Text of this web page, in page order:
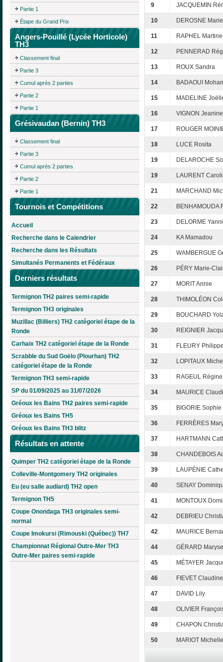
Partie 1
Étape du Grand Prix
Angers-Pouillé (Lycée Horticole)
TH3
Classement final
Partie 3
Cumul après 2 parties
Partie 2
Partie 1
Grésivaudan (Bernin) TH3
Classement final
Partie 3
Cumul après 2 parties
Partie 2
Partie 1
Tournois et Compétitions
Accueil
Recherche dans le Calendrier
Recherche dans les Résultats
Simultanés Permanents et Fédéraux
Derniers résultats
Termignon TH2 paires semi-rapide
Termignon TH3 originales
Muzillac (Billiers) TH2 catégoriel étape de la
Ronde
Carhaix TH2 catégoriel étape de la Ronde
Scrabble du Sud Goëlo (Plourhan) TH2
catégoriel étape de la Ronde
Termignon TH3 semi-rapide
SP du 01/09/2025 au 31/07/2026
Gréoux les Bains TH2 paires semi-rapide
Gréoux les Bains TH5
Gréoux les Bains TH3 blitz
Résultats en attente
Quimper TH2 catégoriel étape de la Ronde
Colleville-Montgomery TH2 originales
Eu (eu salle audiard) TH2 open
Termignon TH5
Coupe Onondaga TH3 originales semi-
normal
Coupe Imokursi (Rimouski (Québec)) TH7
Championnat Régional Outre-Mer TH3
Outre-Mer paires semi-rapide
9 JACQUEMIN
10 DEROSNE
11 RAPHEL Martine
12 PENNERAD
13 ROUX Sandra
14 BADAOUI
15 MADELINE
16 VIGNON Jeanine
17 ROUGER
18 LUCE Rosita
19 DELAROCHE
19 LAURENT
21 MARCHAND
22 BENHAMOUDA
23 DELORME
24 KA Mamadou
25 WAMBERGUE
26 PÉRY Marie-
27 MORIT Annie
28 THIMOLÉON
29 BOUCHARD
30 REIGNIER
31 FLEURY
32 LOPITAUX
33 RAGEUL Régine
34 MAURICE
35 BIGORIE Sophie
36 FERRÈRES
37 HARTMANN
38 CHANDEBOIS
39 LAUPÉNIE
40 SENAY
41 MONTOUX
42 DEBRIEU
42 MAURICE
44 GÉRARD Maryse
45 MÉTAYER
46 FIEVET Claudine
47 DAVID Lily
48 OLIVIER
49 CHAPON
50 MARIOT Michelle